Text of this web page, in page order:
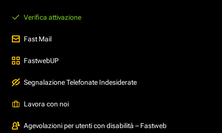
Verifica attivazione
Fast Mail
FastwebUP
Segnalazione Telefonate Indesiderate
Lavora con noi
Agevolazioni per utenti con disabilità – Fastweb